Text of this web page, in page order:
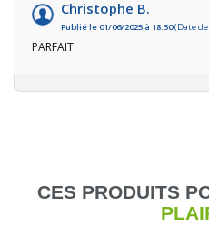
Christophe B.
Publié le 01/06/2025 à 18:30(Date de
PARFAIT
CES PRODUITS